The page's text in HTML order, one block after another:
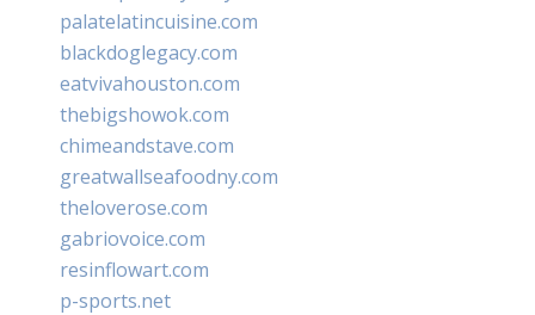
palatelatincuisine.com
blackdoglegacy.com
eatvivahouston.com
thebigshowok.com
chimeandstave.com
greatwallseafoodny.com
theloverose.com
gabriovoice.com
resinflowart.com
p-sports.net